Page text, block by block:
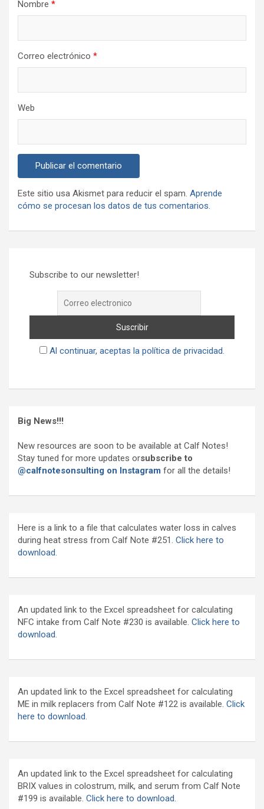
Nombre *
Correo electrónico *
Web
Este sitio usa Akismet para reducir el spam. Aprende
cómo se procesan los datos de tus comentarios.
Subscribe to our newsletter!
Al continuar, aceptas la política de privacidad.
Big News!!!
New resources are soon to be available at Calf Notes!
Stay tuned for more updates orsubscribe to
@calfnotesonsulting on Instagram for all the details!
Here is a link to a file that calculates water loss in calves
during heat stress from Calf Note #251. Click here to
download.
An updated link to the Excel spreadsheet for calculating
NFC intake from Calf Note #230 is available. Click here to
download.
An updated link to the Excel spreadsheet for calculating
ME in milk replacers from Calf Note #122 is available. Click
here to download.
An updated link to the Excel spreadsheet for calculating
BRIX values in colostrum, milk, and serum from Calf Note
#199 is available. Click here to download.